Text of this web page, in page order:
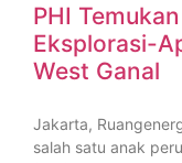
PHI
Eksplorasi-
West Ganal
Jakarta,
salah satu anak